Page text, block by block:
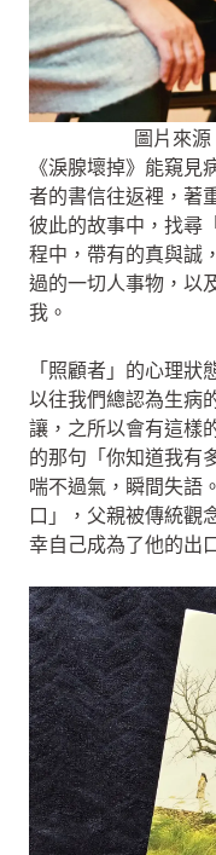
圖片來源
《淚腺壞掉》能窺
者的書信往返裡，著
彼此的故事中，找尋
程中，帶有的真與誠
過的一切人事物，以
我。
「照顧者」的心理狀
以往我們總認為生病
讓，之所以會有這樣
的那句「你知道我有
喘不過氣，瞬間失語
口」，父親被傳統觀
幸自己成為了他的出